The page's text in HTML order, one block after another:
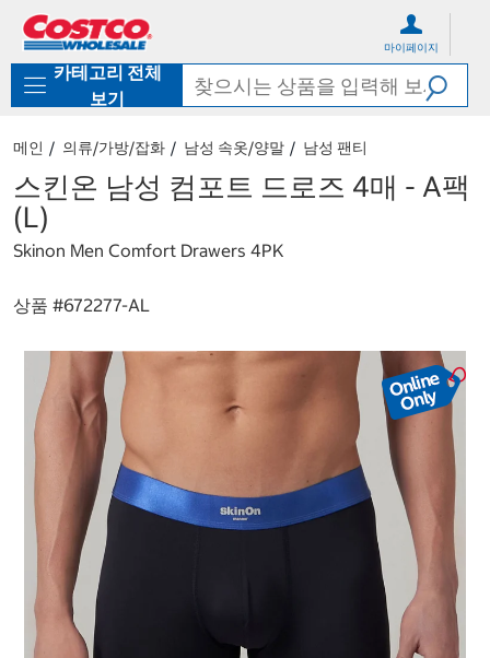
로
기
가
마이페이지
카테고리 전체
보기
메인 의류/가방/잡화 남성 속옷/양말 남성 팬티
스킨온 남성 컴포트 드로즈 4매 - A팩
(L)
Skinon Men Comfort Drawers 4PK
상품 #672277-AL